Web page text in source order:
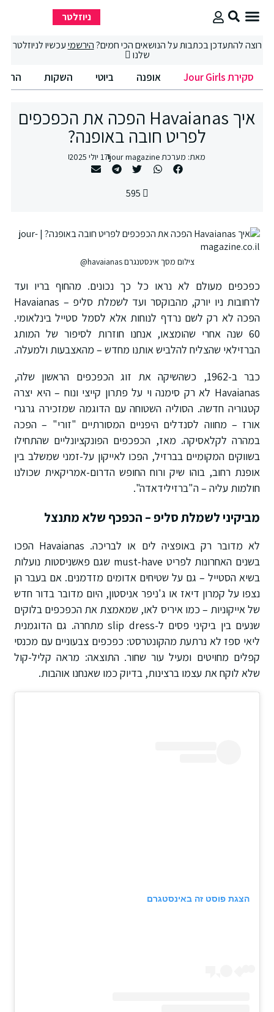
ניוזלטר
רוצה להתעדכן בכתבות על הנושאים הכי חמים?הירשמיעכשיו לניוזלטר
שלנו
סקירת Jour Girls אופנה ביוטי השקות
איך Havaianas הפכה את הכפכפים
לפריט חובה באופנה?
מאת: מערכת jour magazine 17 יולי 2025
צילום מסך אינסטנגרם havaianas@
כפכפים מעולם לא נראו כל כך נכונים. מהחוף בריו ועד
לרחובות ניו יורק, מהבוקסר ועד לשמלת סליפ – Havaianas
הפכה לא רק לשם נרדף לנוחות אלא לסמל סטייל בינלאומי.
60 שנה אחרי שהומצאו, אנחנו חוזרות לסיפור של המותג
הברזילאי שהצליח להלביש אותנו מחדש – מהאצבעות ולמעלה.
כבר ב-1962, כשהשיקה את זוג הכפכפים הראשון שלה,
Havaianas לא רק סימנה וי על פתרון קייצי ונוח – היא יצרה
קטגוריה חדשה. הסוליה השטוחה עם הדוגמה שמזכירה גרגרי
אורז – מחווה לסנדלים היפניים המסורתיים "זורי" – הפכה
במהרה לקלאסיקה. מאז, הכפכפים הפונקציונליים שהתחילו
בשווקים המקומיים בברזיל, הפכו לאייקון על-זמני שמשלב בין
אופנת רחוב, בוהו שיק ורוח החופש הדרום-אמריקאית שכולנו
חולמות עליה – ה"ברזילידאדה".
מביקיני לשמלת סליפ – הכפכף שלא מתנצל
לא מדובר רק באופציה לים או לבריכה. Havaianas הפכו
בשנים האחרונות לפריט must-have שגם פאשניסטות נועלות
בשיא הסטייל – גם על שטיחים אדומים מזדמנים. אם בעבר הן
נצפו על קמרון דיאז או ג'ניפר אניסטון, היום מדובר בדור חדש
של אייקוניות – כמו איריס לאו, שמאמצת את הכפכפים בלוקים
שנעים בין ביקיני פסים ל-slip dress מתחרה. גם הדוגמנית
ליאי ספז לא נרתעת מהקונטרסט: כפכפים צבעוניים עם מכנסי
קפלים מחויטים ומעיל עור שחור. התוצאה: מראה קליל-קול
שלא לוקח את עצמו ברצינות, בדיוק כמו שאנחנו אוהבות.
הצגת פוסט זה באינסטגרם